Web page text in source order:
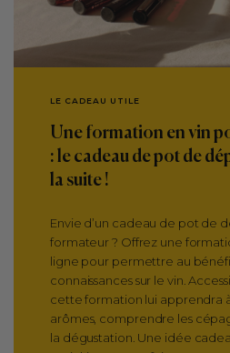
LE CADEAU UTILE
Une formation en vin
: le cadeau de pot de
la suite !
Envie d’un cadeau de pot de
formateur ? Offrez une
ligne pour permettre au
connaissances sur le vin.
cette formation lui apprendra
arômes, comprendre les
la dégustation. Une idée